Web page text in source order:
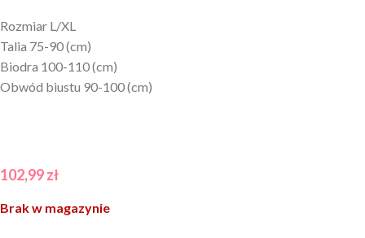
Rozmiar L/XL
Talia 75-90 (cm)
Biodra 100-110 (cm)
Obwód biustu 90-100 (cm)
102,99zł
Brak w magazynie